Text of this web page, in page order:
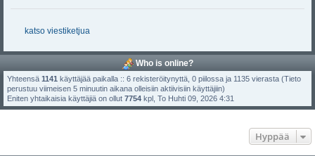
katso viestiketjua
Who is online?
Yhteensä 1141 käyttäjää paikalla :: 6 rekisteröitynyttä, 0 piilossa ja 1135 vierasta (Tieto
perustuu viimeisen 5 minuutin aikana olleisiin aktiivisiin käyttäjiin)
Eniten yhtaikaisia käyttäjiä on ollut 7754 kpl, To Huhti 09, 2026 4:31
Hyppää